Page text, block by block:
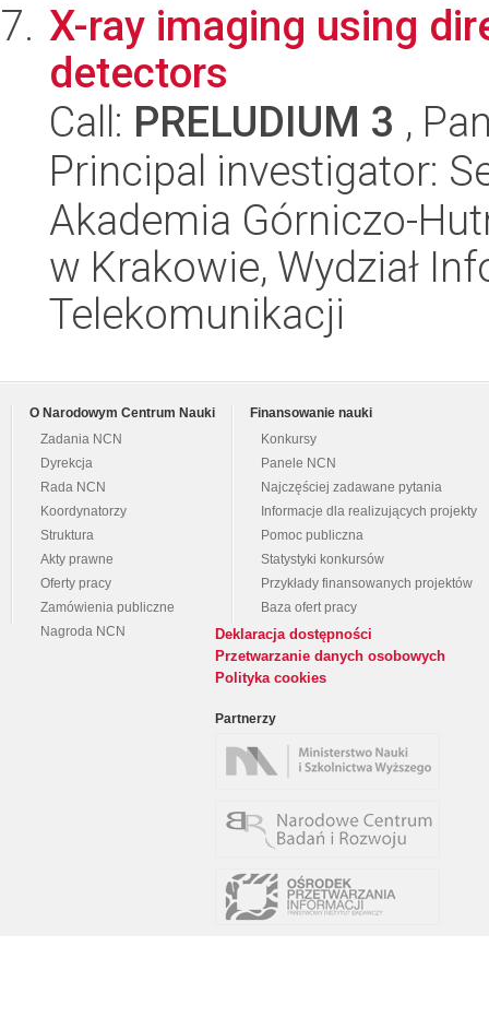
X-ray imaging using
detectors
Call: PRELUDIUM 3 ,
Principal investigator:
Akademia Górniczo-
w Krakowie, Wydział
Telekomunikacji
O Narodowym Centrum Nauki
Zadania NCN
Dyrekcja
Rada NCN
Koordynatorzy
Struktura
Akty prawne
Oferty pracy
Zamówienia publiczne
Nagroda NCN
Finansowanie nauki
Konkursy
Panele NCN
Najczęściej zadawane pytania
Informacje dla realizujących projekty
Pomoc publiczna
Statystyki konkursów
Przykłady finansowanych projektów
Baza ofert pracy
Deklaracja dostępności
Przetwarzanie danych osobowych
Polityka cookies
Partnerzy